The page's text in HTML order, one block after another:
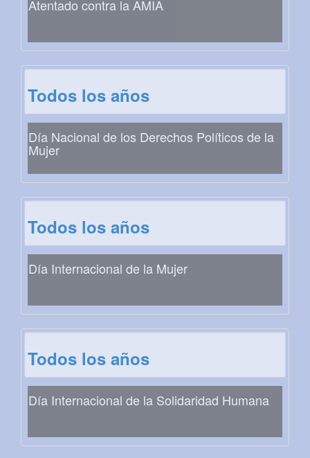
Atentado contra la AMIA
Todos los años
Día Nacional de los Derechos Políticos de la
Mujer
Todos los años
Día Internacional de la Mujer
Todos los años
Día Internacional de la Solidaridad Humana